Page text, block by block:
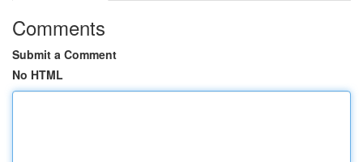
Comments
Submit a Comment
No HTML